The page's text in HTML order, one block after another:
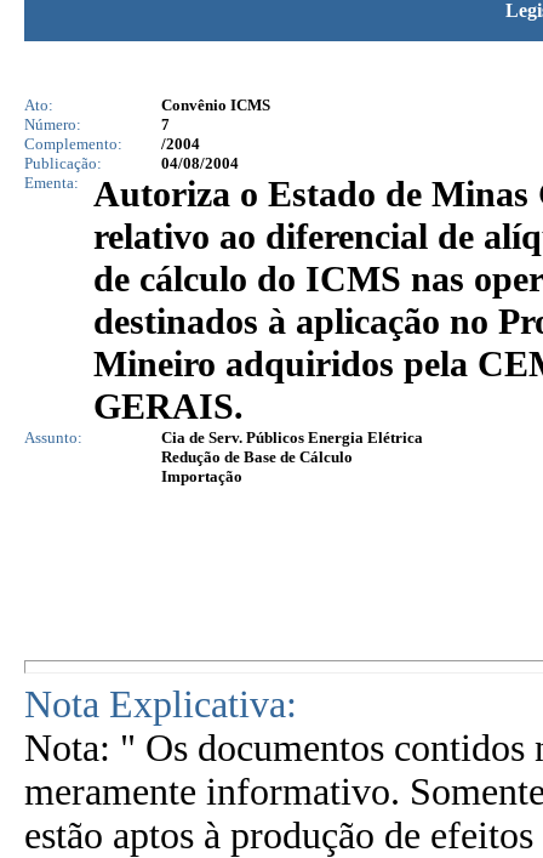
Ato:
Convênio ICMS
Número:
7
Complemento:
/2004
Publicação:
04/08/2004
Ementa:
Autoriza o Estado de Minas
relativo ao diferencial de
de cálculo do ICMS nas
destinados à aplicação no
Mineiro adquiridos pela
GERAIS.
Assunto:
Cia de Serv. Públicos Energia Elétrica
Redução de Base de Cálculo
Importação
Nota Explicativa:
Nota: " Os documentos contidos
meramente informativo.
estão aptos à produção de